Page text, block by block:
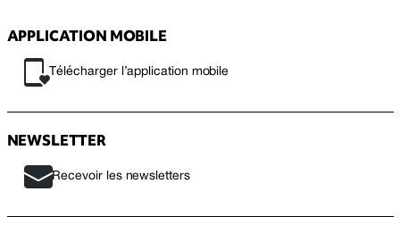
APPLICATION MOBILE
Télécharger l’application mobile
NEWSLETTER
Recevoir les newsletters